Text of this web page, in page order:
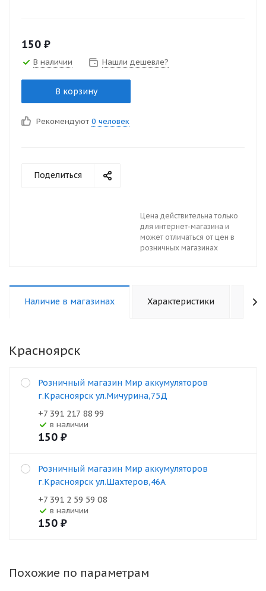
150 ₽
В наличии Нашли дешевле?
В корзину
Рекомендуют 0 человек
Поделиться
Цена действительна только
для интернет-магазина и
может отличаться от цен в
розничных магазинах
Наличие в магазинах Характеристики
Красноярск
Розничный магазин Мир аккумуляторов
г.Красноярск ул.Мичурина,75Д
+7 391 217 88 99
В наличии
150 ₽
Розничный магазин Мир аккумуляторов
г.Красноярск ул.Шахтеров,46А
+7 391 2 59 59 08
В наличии
150 ₽
Похожие по параметрам